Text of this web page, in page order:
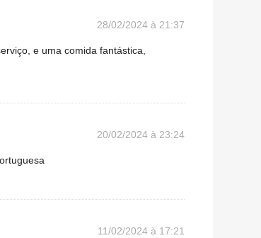
28/02/2024 à 21:37
e uma comida fantástica,
20/02/2024 à 23:24
11/02/2024 à 17:21